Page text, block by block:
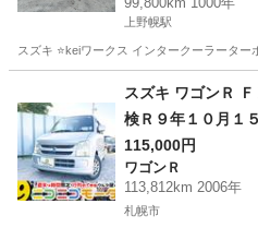
上野幌駅
スズキ ⭐️keiワークス インタークーラーター
上野幌駅 Kei
スズキ ワゴンＲ
検Ｒ９年１０月
ヒーター キーレ
ェーン ヘッドラ
修復歴無 （検9.10）
115,000円
ワゴンＲ
113,812km 2006年
札幌市